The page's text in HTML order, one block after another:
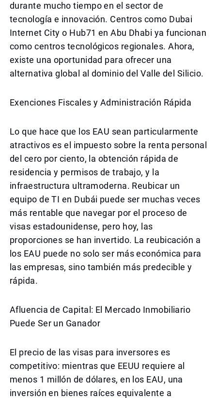
durante mucho tiempo en el sector de
tecnología e innovación. Centros como Dubai
Internet City o Hub71 en Abu Dhabi ya funcionan
como centros tecnológicos regionales. Ahora,
existe una oportunidad para ofrecer una
alternativa global al dominio del Valle del Silicio.
Exenciones Fiscales y Administración Rápida
Lo que hace que los EAU sean particularmente
atractivos es el impuesto sobre la renta personal
del cero por ciento, la obtención rápida de
residencia y permisos de trabajo, y la
infraestructura ultramoderna. Reubicar un
equipo de TI en Dubái puede ser muchas veces
más rentable que navegar por el proceso de
visas estadounidense, pero hoy, las
proporciones se han invertido. La reubicación a
los EAU puede no solo ser más económica para
las empresas, sino también más predecible y
rápida.
Afluencia de Capital: El Mercado Inmobiliario
Puede Ser un Ganador
El precio de las visas para inversores es
competitivo: mientras que EEUU requiere al
menos 1 millón de dólares, en los EAU, una
inversión en bienes raíces equivalente a